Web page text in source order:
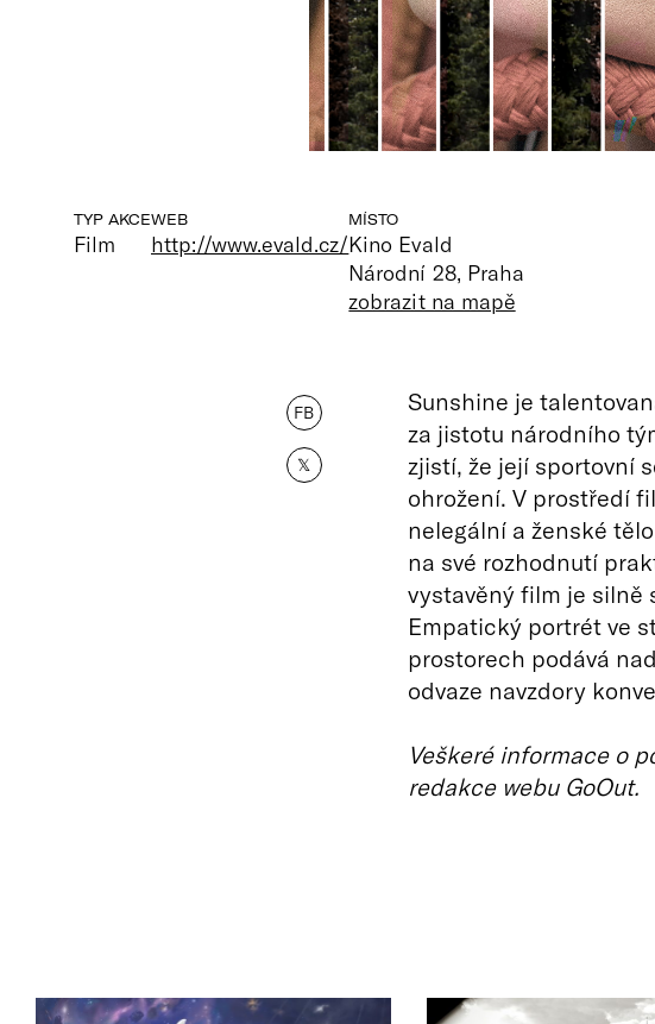
TYP AKCE
Film
WEB
http://www.evald.cz/
MÍSTO
Kino Evald
Národní 28, Praha
zobrazit na mapě
FB
𝕏
Sunshine je
za jistotu národního
zjistí, že její sportovní
ohrožení. V prostředí
nelegální a ženské
na své rozhodnutí
vystavěný film je silně
Empatický portrét ve
prostorech podává
odvaze navzdory
Veškeré informace o
redakce webu GoOut.